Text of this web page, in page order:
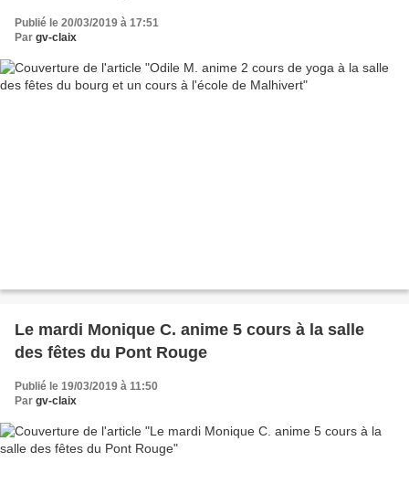
Publié le 20/03/2019 à 17:51
Par gv-claix
Le mardi Monique C. anime 5 cours à la salle
des fêtes du Pont Rouge
Publié le 19/03/2019 à 11:50
Par gv-claix